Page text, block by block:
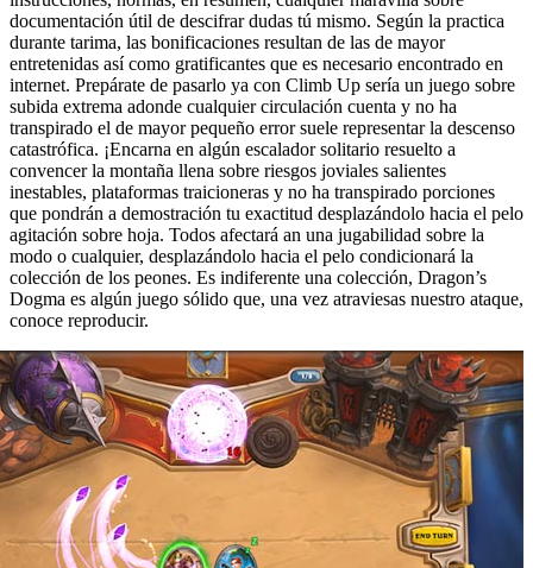
documentación útil de descifrar dudas tú mismo. Según la practica
durante tarima, las bonificaciones resultan de las de mayor
entretenidas así­ como gratificantes que es necesario encontrado en
internet. Prepárate de pasarlo ya con Climb Up serí­a un juego sobre
subida extrema adonde cualquier circulación cuenta y no ha
transpirado el de mayor pequeño error suele representar la descenso
catastrófica. ¡Encarna en algún escalador solitario resuelto a
convencer la montaña llena sobre riesgos joviales salientes
inestables, plataformas traicioneras y no ha transpirado porciones
que pondrán a demostración tu exactitud desplazándolo hacia el pelo
agitación sobre hoja. Todos afectará an una jugabilidad sobre la
modo o cualquier, desplazándolo hacia el pelo condicionará la
colección de los peones. Es indiferente una colección, Dragon’s
Dogma es algún juego sólido que, una vez atraviesas nuestro ataque,
conoce reproducir.